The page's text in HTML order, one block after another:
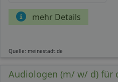
mehr Details
Quelle: meinestadt.de
Audiologen (m/ w/ d) für